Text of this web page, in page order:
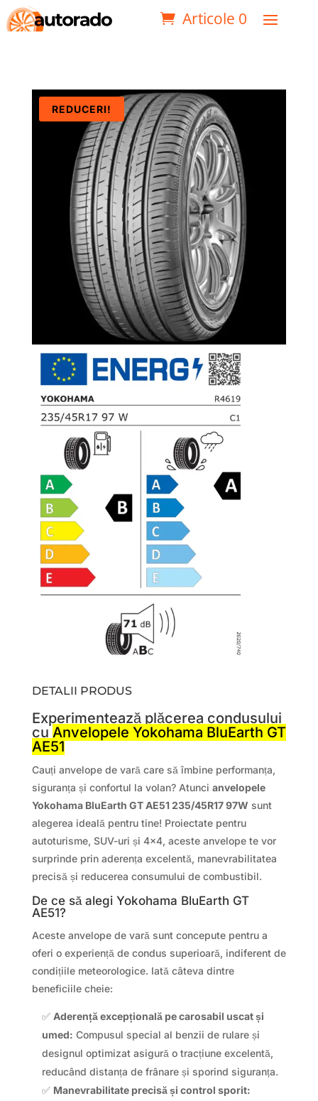
Articole 0
REDUCERI!
DETALII PRODUS
Experimentează plăcerea condusului
cu Anvelopele Yokohama BluEarth GT
AE51
Cauți anvelope de vară care să îmbine performanța,
siguranța și confortul la volan? Atunci anvelopele
Yokohama BluEarth GT AE51 235/45R17 97W sunt
alegerea ideală pentru tine! Proiectate pentru
autoturisme, SUV-uri și 4×4, aceste anvelope te vor
surprinde prin aderența excelentă, manevrabilitatea
precisă și reducerea consumului de combustibil.
De ce să alegi Yokohama BluEarth GT
AE51?
Aceste anvelope de vară sunt concepute pentru a
oferi o experiență de condus superioară, indiferent de
condițiile meteorologice. Iată câteva dintre
beneficiile cheie:
✅ Aderență excepțională pe carosabil uscat și
umed: Compusul special al benzii de rulare și
designul optimizat asigură o tracțiune excelentă,
reducând distanța de frânare și sporind siguranța.
✅ Manevrabilitate precisă și control sporit: